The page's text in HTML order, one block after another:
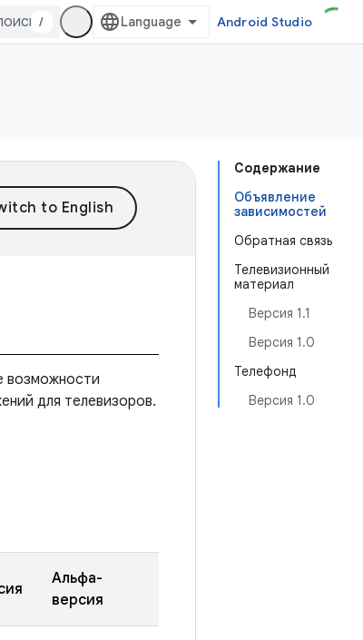
/ Android Studio
Содержание
Объявление
зависимостей
Обратная связь
Телевизионный
материал
Версия 1.1
Версия 1.0
Телефонд
Версия 1.0
возможности
для телевизоров.
Альфа-
версия